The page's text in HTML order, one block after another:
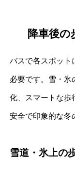
降車後の
バスで各スポット
必要です。雪・氷
化、スマートな歩
安全で印象的な冬
雪道・氷上の